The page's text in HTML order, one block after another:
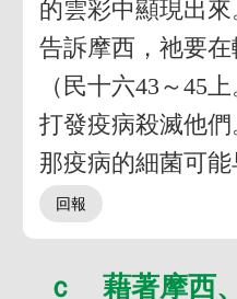
的雲彩中顯現出
告訴摩西，祂要在
（民十六43～45
打發疫病殺滅他們
那疫病的細菌可能
ｃ 藉著摩西